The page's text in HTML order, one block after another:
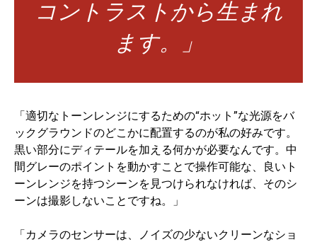
コントラストから生まれ
ます。」
「適切なトーンレンジにするための“ホット”な光源をバ
ックグラウンドのどこかに配置するのが私の好みです。
黒い部分にディテールを加える何かが必要なんです。中
間グレーのポイントを動かすことで操作可能な、良いト
ーンレンジを持つシーンを見つけられなければ、そのシ
ーンは撮影しないことですね。」
「カメラのセンサーは、ノイズの少ないクリーンなショ